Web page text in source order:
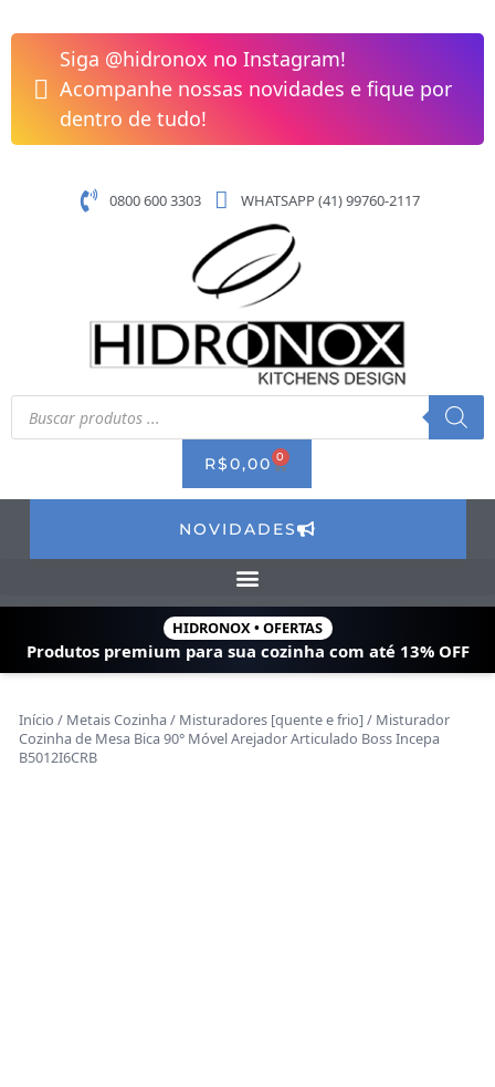
para
conteúdo
Siga @hidronox no Instagram!
Acompanhe nossas novidades e fique por
dentro de tudo!
0800 600 3303 WHATSAPP (41) 99760-2117
Pesquisar
produtos
R$0,00 0 CART
NOVIDADES
HIDRONOX • OFERTAS
Produtos premium para sua cozinha com até 13% OFF
Início / Metais Cozinha / Misturadores [quente e frio]/ Misturador
Cozinha de Mesa Bica 90° Móvel Arejador Articulado Boss Incepa
B5012I6CRB